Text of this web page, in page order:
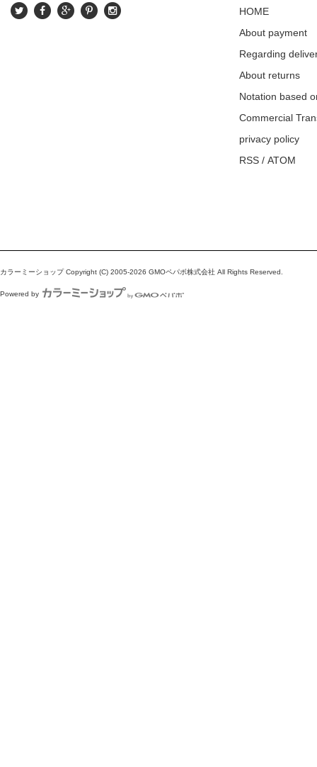
HOME
About payment
Regarding
About returns
Notation based
Commercial
privacy policy
RSS / ATOM
カラーミーショップCopyright (C) 2005-2026 GMOペパボ株式会社 All Rights Reserved.
Powered by